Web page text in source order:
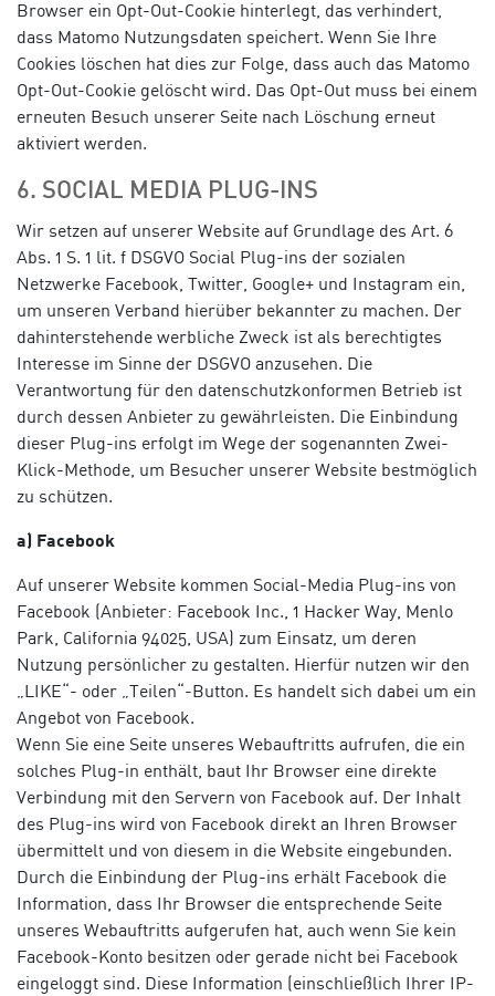
Browser ein Opt-Out-Cookie hinterlegt, das verhindert,
dass Matomo Nutzungsdaten speichert. Wenn Sie Ihre
Cookies löschen hat dies zur Folge, dass auch das Matomo
Opt-Out-Cookie gelöscht wird. Das Opt-Out muss bei einem
erneuten Besuch unserer Seite nach Löschung erneut
aktiviert werden.
6. SOCIAL MEDIA PLUG-INS
Wir setzen auf unserer Website auf Grundlage des Art. 6
Abs. 1 S. 1 lit. f DSGVO Social Plug-ins der sozialen
Netzwerke Facebook, Twitter, Google+ und Instagram ein,
um unseren Verband hierüber bekannter zu machen. Der
dahinterstehende werbliche Zweck ist als berechtigtes
Interesse im Sinne der DSGVO anzusehen. Die
Verantwortung für den datenschutzkonformen Betrieb ist
durch dessen Anbieter zu gewährleisten. Die Einbindung
dieser Plug-ins erfolgt im Wege der sogenannten Zwei-
Klick-Methode, um Besucher unserer Website bestmöglich
zu schützen.
a) Facebook
Auf unserer Website kommen Social-Media Plug-ins von
Facebook (Anbieter: Facebook Inc., 1 Hacker Way, Menlo
Park, California 94025, USA) zum Einsatz, um deren
Nutzung persönlicher zu gestalten. Hierfür nutzen wir den
„LIKE“- oder „Teilen“-Button. Es handelt sich dabei um ein
Angebot von Facebook.
Wenn Sie eine Seite unseres Webauftritts aufrufen, die ein
solches Plug-in enthält, baut Ihr Browser eine direkte
Verbindung mit den Servern von Facebook auf. Der Inhalt
des Plug-ins wird von Facebook direkt an Ihren Browser
übermittelt und von diesem in die Website eingebunden.
Durch die Einbindung der Plug-ins erhält Facebook die
Information, dass Ihr Browser die entsprechende Seite
unseres Webauftritts aufgerufen hat, auch wenn Sie kein
Facebook-Konto besitzen oder gerade nicht bei Facebook
eingeloggt sind. Diese Information (einschließlich Ihrer IP-